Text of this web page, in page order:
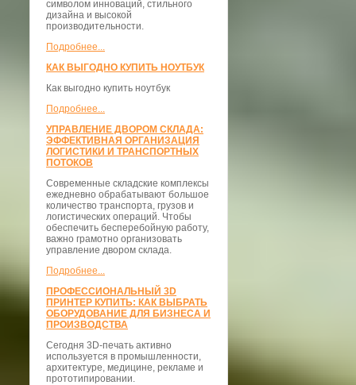
символом инноваций, стильного
дизайна и высокой
производительности.
Подробнее...
КАК ВЫГОДНО КУПИТЬ НОУТБУК
Как выгодно купить ноутбук
Подробнее...
УПРАВЛЕНИЕ ДВОРОМ СКЛАДА:
ЭФФЕКТИВНАЯ ОРГАНИЗАЦИЯ
ЛОГИСТИКИ И ТРАНСПОРТНЫХ
ПОТОКОВ
Современные складские комплексы
ежедневно обрабатывают большое
количество транспорта, грузов и
логистических операций. Чтобы
обеспечить бесперебойную работу,
важно грамотно организовать
управление двором склада.
Подробнее...
ПРОФЕССИОНАЛЬНЫЙ 3D
ПРИНТЕР КУПИТЬ: КАК ВЫБРАТЬ
ОБОРУДОВАНИЕ ДЛЯ БИЗНЕСА И
ПРОИЗВОДСТВА
Сегодня 3D-печать активно
используется в промышленности,
архитектуре, медицине, рекламе и
прототипировании.